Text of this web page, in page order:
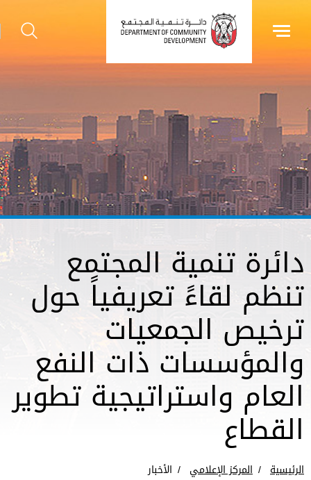
دائرة تنمية المجتمع
تنظم لقاءً تعريفياً حول
ترخيص الجمعيات
والمؤسسات ذات النفع
العام واستراتيجية تطوير
القطاع
الرئيسية المركز الإعلامي الأخبار